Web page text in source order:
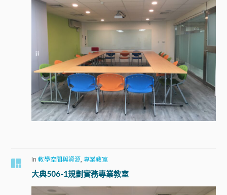
In教學空間與資源,專業教室
大典506-1規劃實務專業教室